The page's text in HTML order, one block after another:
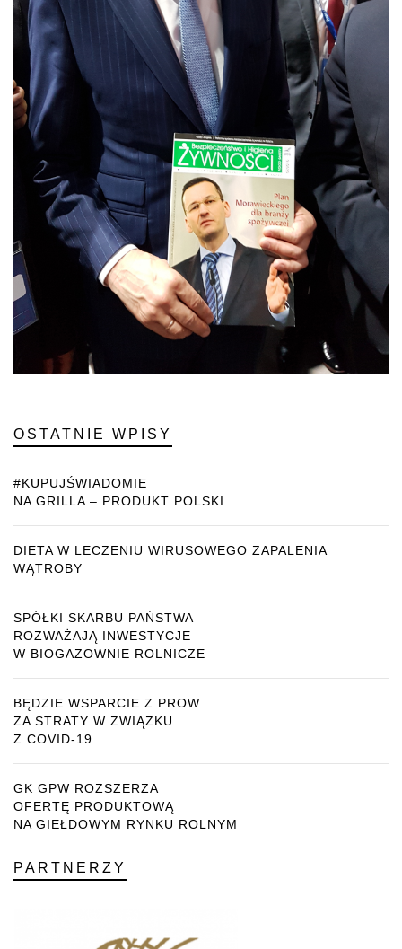
OSTATNIE WPISY
#KUPUJŚWIADOMIE
NA GRILLA – PRODUKT POLSKI
DIETA W LECZENIU WIRUSOWEGO ZAPALENIA
WĄTROBY
SPÓŁKI SKARBU PAŃSTWA
ROZWAŻAJĄ INWESTYCJE
W BIOGAZOWNIE ROLNICZE
BĘDZIE WSPARCIE Z PROW
ZA STRATY W ZWIĄZKU
Z COVID-19
GK GPW ROZSZERZA
OFERTĘ PRODUKTOWĄ
NA GIEŁDOWYM RYNKU ROLNYM
PARTNERZY